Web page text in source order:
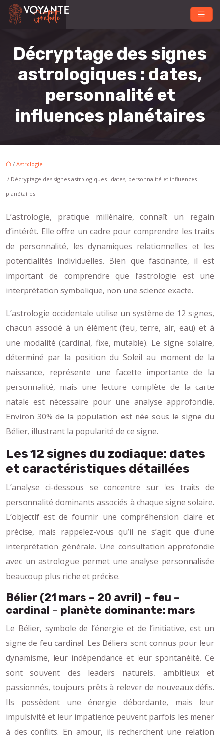
Décryptage des signes
astrologiques : dates,
personnalité et
influences planétaires
/ Astrologie
/ Décryptage des signes astrologiques : dates, personnalité et influences
planétaires
L’astrologie, pratique millénaire, connaît un regain
d’intérêt. Elle offre un cadre pour comprendre les traits
de personnalité, les dynamiques relationnelles et les
potentialités individuelles. Bien que fascinante, il est
important de comprendre que l’astrologie est une
interprétation symbolique, non une science exacte.
L’astrologie occidentale utilise un système de 12 signes,
chacun associé à un élément (feu, terre, air, eau) et à
une modalité (cardinal, fixe, mutable). Le signe solaire,
déterminé par la position du Soleil au moment de la
naissance, représente une facette importante de la
personnalité, mais une lecture complète de la carte
natale est nécessaire pour une analyse approfondie.
Environ 30% de la population est née sous le signe du
Bélier, illustrant la popularité de ce signe.
Les 12 signes du zodiaque: dates
et caractéristiques détaillées
L’analyse ci-dessous se concentre sur les traits de
personnalité dominants associés à chaque signe solaire.
L’objectif est de fournir une compréhension claire et
précise, mais rappelez-vous qu’il ne s’agit que d’une
interprétation générale. Une consultation approfondie
avec un astrologue permet une analyse personnalisée
beaucoup plus riche et précise.
Bélier (21 mars – 20 avril) – feu –
cardinal – planète dominante: mars
Le Bélier, symbole de l’énergie et de l’initiative, est un
signe de feu cardinal. Les Béliers sont connus pour leur
dynamisme, leur indépendance et leur spontanéité. Ce
sont souvent des leaders naturels, ambitieux et
passionnés, toujours prêts à relever de nouveaux défis.
Ils possèdent une énergie débordante, mais leur
impulsivité et leur impatience peuvent parfois les mener
à des conflits. En amour, ils recherchent une relation